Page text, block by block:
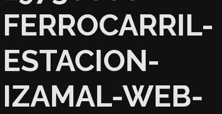
FERROCARRIL-
ESTACION-
IZAMAL-WEB-